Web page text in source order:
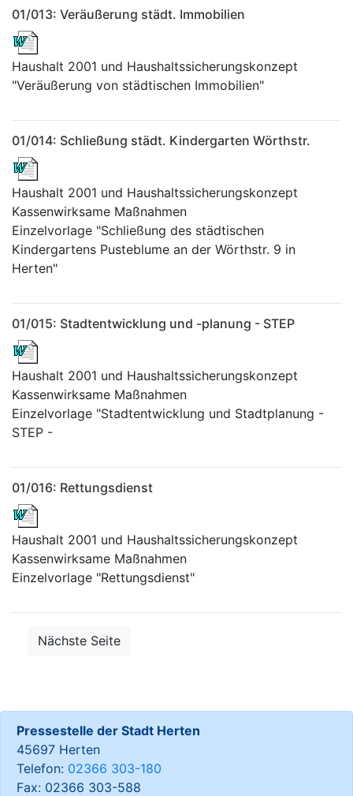
01/013: Veräußerung städt. Immobilien
Haushalt 2001 und Haushaltssicherungskonzept
"Veräußerung von städtischen Immobilien"
01/014: Schließung städt. Kindergarten Wörthstr.
Haushalt 2001 und Haushaltssicherungskonzept
Kassenwirksame Maßnahmen
Einzelvorlage "Schließung des städtischen
Kindergartens Pusteblume an der Wörthstr. 9 in
Herten"
01/015: Stadtentwicklung und -planung - STEP
Haushalt 2001 und Haushaltssicherungskonzept
Kassenwirksame Maßnahmen
Einzelvorlage "Stadtentwicklung und Stadtplanung -
STEP -
01/016: Rettungsdienst
Haushalt 2001 und Haushaltssicherungskonzept
Kassenwirksame Maßnahmen
Einzelvorlage "Rettungsdienst"
Nächste Seite
Pressestelle der Stadt Herten
45697 Herten
Telefon: 02366 303-180
Fax: 02366 303-588